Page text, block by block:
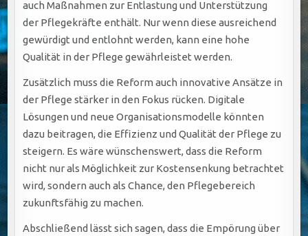
auch Maßnahmen zur Entlastung und Unterstützung
der Pflegekräfte enthält. Nur wenn diese ausreichend
gewürdigt und entlohnt werden, kann eine hohe
Qualität in der Pflege gewährleistet werden.
Zusätzlich muss die Reform auch innovative Ansätze in
der Pflege stärker in den Fokus rücken. Digitale
Lösungen und neue Organisationsmodelle könnten
dazu beitragen, die Effizienz und Qualität der Pflege zu
steigern. Es wäre wünschenswert, dass die Reform
nicht nur als Möglichkeit zur Kostensenkung betrachtet
wird, sondern auch als Chance, den Pflegebereich
zukunftsfähig zu machen.
Abschließend lässt sich sagen, dass die Empörung über